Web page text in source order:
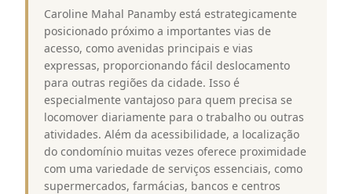
Caroline Mahal Panamby está estrategicamente
posicionado próximo a importantes vias de
acesso, como avenidas principais e vias
expressas, proporcionando fácil deslocamento
para outras regiões da cidade. Isso é
especialmente vantajoso para quem precisa se
locomover diariamente para o trabalho ou outras
atividades. Além da acessibilidade, a localização
do condomínio muitas vezes oferece proximidade
com uma variedade de serviços essenciais, como
supermercados, farmácias, bancos e centros